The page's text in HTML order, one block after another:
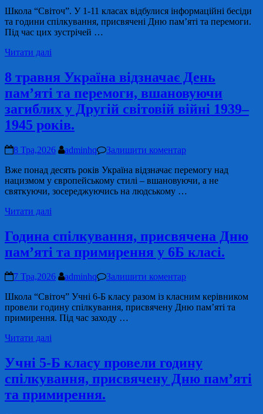
Школа “Світоч”. У 1-11 класах відбулися інформаційні бесіди
та години спілкування, присвячені Дню пам’яті та перемоги.
Під час цих зустрічей …
Читати далі
8 травня Україна відзначає День
пам’яті та перемоги, вшановуючи
загиблих у Другій світовій війні 1939–
1945 років.
8 Тра,2026 adminhq
Залишити коментар
Вже понад десять років Україна відзначає перемогу над
нацизмом у європейському стилі – вшановуючи, а не
святкуючи, зосереджуючись на людському …
Читати далі
Година спілкування, присвячена Дню
пам’яті та примирення у 6Б класі.
7 Тра,2026 adminhq
Залишити коментар
Школа “Світоч” Учні 6-Б класу разом із класним керівником
провели годину спілкування, присвячену Дню пам’яті та
примирення. Під час заходу …
Читати далі
Учні 5-Б класу провели годину
спілкування, присвячену Дню пам’яті
та примирення.